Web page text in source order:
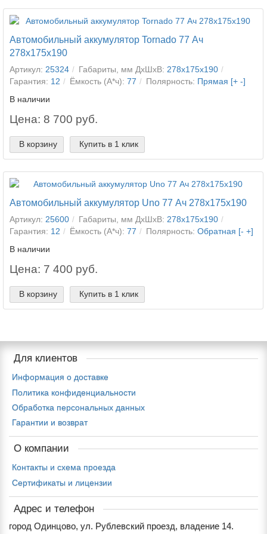
Автомобильный аккумулятор Tornado 77 Ач
278x175x190
Артикул: 25324 Габариты, мм ДхШхВ: 278x175x190
Гарантия: 12 Ёмкость (А*ч): 77 Полярность: Прямая [+ -]
В наличии
Цена: 8 700 руб.
В корзину Купить в 1 клик
Автомобильный аккумулятор Uno 77 Ач 278x175x190
Артикул: 25600 Габариты, мм ДхШхВ: 278x175x190
Гарантия: 12 Ёмкость (А*ч): 77 Полярность: Обратная [- +]
В наличии
Цена: 7 400 руб.
В корзину Купить в 1 клик
Для клиентов
Информация о доставке
Политика конфиденциальности
Обработка персональных данных
Гарантии и возврат
О компании
Контакты и схема проезда
Сертификаты и лицензии
Адрес и телефон
город Одинцово, ул. Рублевский проезд, владение 14.